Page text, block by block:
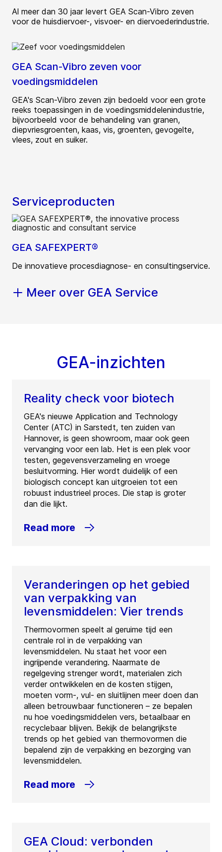
Al meer dan 30 jaar levert GEA Scan-Vibro zeven
voor de huisdiervoer-, visvoer- en diervoederindustrie.
GEA Scan-Vibro zeven voor
voedingsmiddelen
GEA's Scan-Vibro zeven zijn bedoeld voor een grote
reeks toepassingen in de voedingsmiddelenindustrie,
bijvoorbeeld voor de behandeling van granen,
diepvriesgroenten, kaas, vis, groenten, gevogelte,
vlees, zout en suiker.
Serviceproducten
GEA SAFEXPERT®
De innovatieve procesdiagnose- en consultingservice.
Meer over GEA Service
GEA-inzichten
Reality check voor biotech
GEA's nieuwe Application and Technology
Center (ATC) in Sarstedt, ten zuiden van
Hannover, is geen showroom, maar ook geen
vervanging voor een lab. Het is een plek voor
testen, gegevensverzameling en vroege
besluitvorming. Hier wordt duidelijk of een
biologisch concept kan uitgroeien tot een
robuust industrieel proces. Die stap is groter
dan die lijkt.
Read more
Veranderingen op het gebied
van verpakking van
levensmiddelen: Vier trends
Thermovormen speelt al geruime tijd een
centrale rol in de verpakking van
levensmiddelen. Nu staat het voor een
ingrijpende verandering. Naarmate de
regelgeving strenger wordt, materialen zich
verder ontwikkelen en de kosten stijgen,
moeten vorm-, vul- en sluitlijnen meer doen dan
alleen betrouwbaar functioneren – ze bepalen
nu hoe voedingsmiddelen vers, betaalbaar en
recyclebaar blijven. Bekijk de belangrijkste
trends op het gebied van thermovormen die
bepalend zijn de verpakking en bezorging van
levensmiddelen.
Read more
GEA Cloud: verbonden